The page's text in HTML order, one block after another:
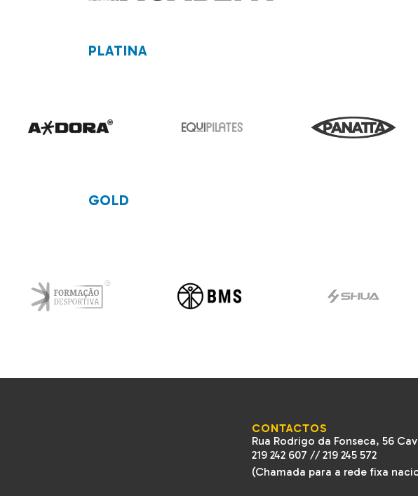
PLATINA
GOLD
CONTACTOS
Rua Rodrigo da Fonseca, 56
219 242 607 // 219 245 572
(Chamada para a rede fixa